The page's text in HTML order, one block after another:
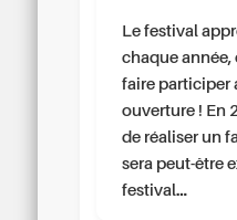
Le festival
chaque année,
faire participer
ouverture ! En
de réaliser un
sera peut-être
festival…